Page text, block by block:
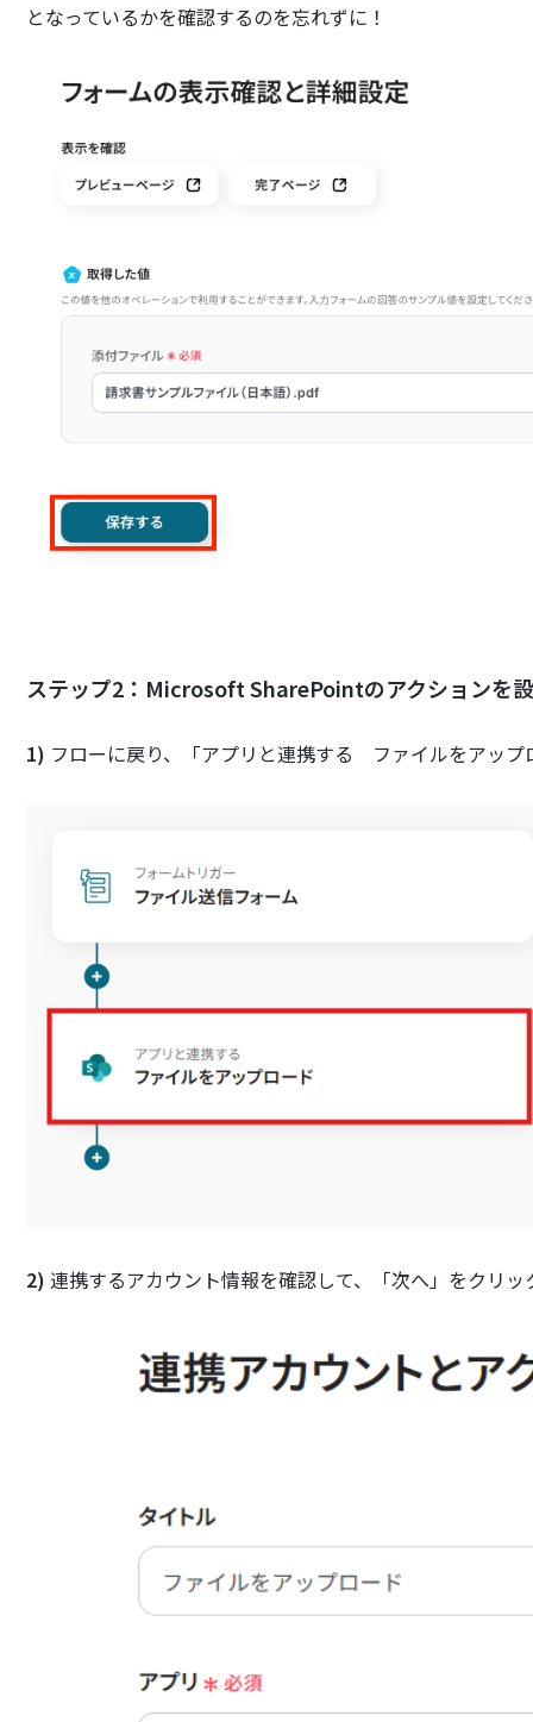
となっているかを確認するのを忘れずに！
ステップ2：Microsoft SharePointのアクションを
1) フローに戻り、「アプリと連携する ファイルをアップ
2)連携するアカウント情報を確認して、「次へ」をクリッ